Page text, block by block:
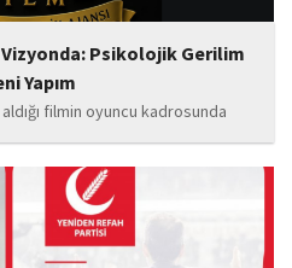
Psikolojik Gerilim
Yapım
filmin oyuncu kadrosunda
Kıyanç, Gökay Alpaslan Şahin,
Akkoç, Celal Acar ve çocuk